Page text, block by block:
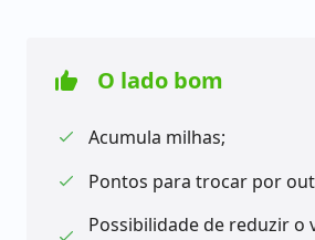
American Airlines, o
Santander oferece o dobro de
Outro ponto interessante é que
estiver ativo, o que significa que é
O lado bom
Acumula milhas;
Pontos para trocar por
Possibilidade de reduzir o